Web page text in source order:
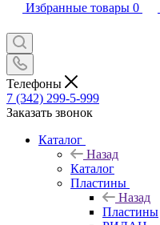
Избранные товары 0
Телефоны
7 (342) 299-5-999
Заказать звонок
Каталог
Назад
Каталог
Пластины
Назад
Пластины